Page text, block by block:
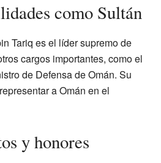
como Sultán
Tariq es el líder supremo de
cargos importantes, como el
de Defensa de Omán. Su
a Omán en el
y honores